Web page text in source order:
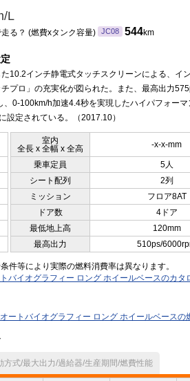
L
る？ (燃費xタンク容量) JC08 544km
10.2インチ静電式タッチスクリーンによる、イ
プロ」の充実化が図られた。また、最高出力
0-100km/h加速4.4秒を実現したハイパフォーマ
設定されている。（2017.10）
室内
全長 x 全幅 x 全高
-x-x-mm
乗車定員
5人
シート配列
2列
ミッション
フロア8AT
ドア数
4ドア
最低地上高
120mm
最高出力 510ps/
等により実際の燃料消費率は異なります。
バイオグラフィー ロング ホイールベースのカタ
ートバイオグラフィー ロング ホイールベースの
方式/最大出力/過給器/生産期間/燃費性能